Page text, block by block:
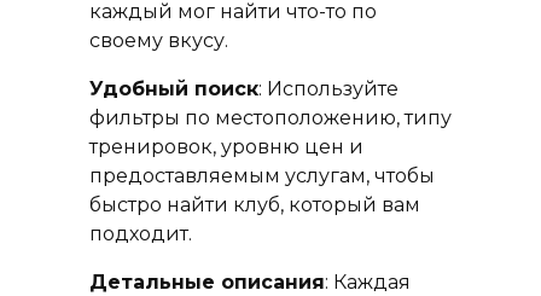
каждый мог найти что-то по
своему вкусу.
Удобный поиск: Используйте
фильтры по местоположению, типу
тренировок, уровню цен и
предоставляемым услугам, чтобы
быстро найти клуб, который вам
подходит.
Детальные описания: Каждая